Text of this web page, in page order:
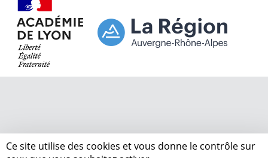
Ce site utilise des cookies et vous donne le contrôle sur